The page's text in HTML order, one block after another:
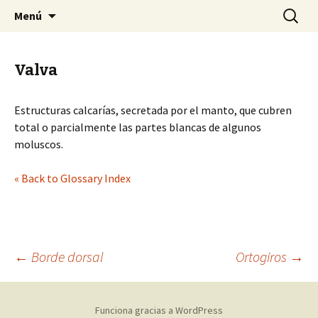
SMACH
Sociedad Malacológica de Chile
Menú Buscar:
Valva
Estructuras calcarías, secretada por el manto, que cubren
total o parcialmente las partes blancas de algunos
moluscos.
« Back to Glossary Index
Navegación
← Borde dorsal Ortogiros →
Funciona gracias a WordPress